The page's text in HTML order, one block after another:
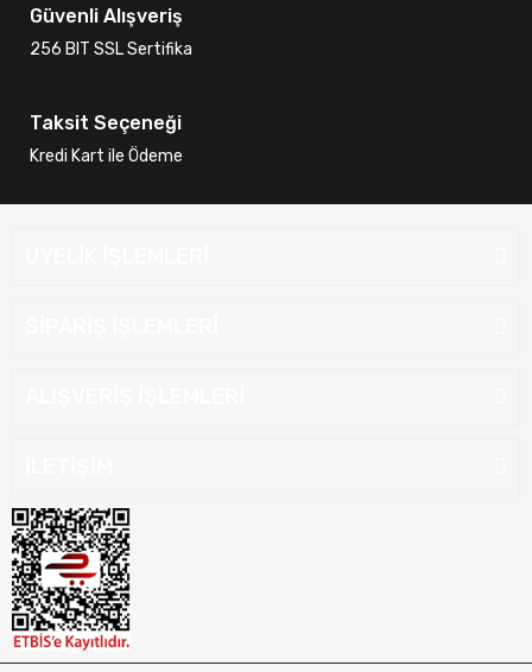
Güvenli Alışveriş
256 BIT SSL Sertifika
Taksit Seçeneği
Kredi Kart ile Ödeme